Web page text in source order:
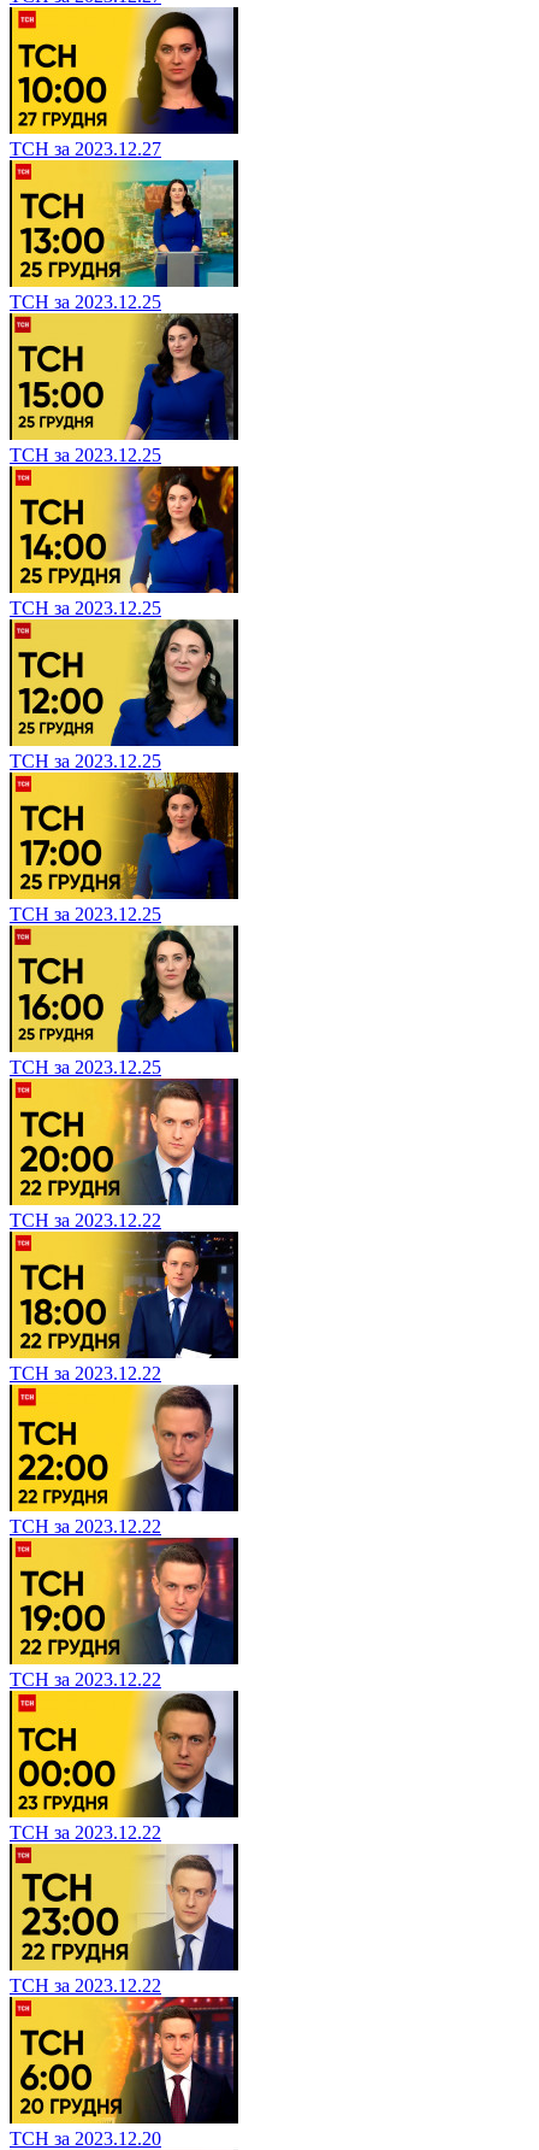
ТСН за 2023.12.27
ТСН за 2023.12.25
ТСН за 2023.12.25
ТСН за 2023.12.25
ТСН за 2023.12.25
ТСН за 2023.12.25
ТСН за 2023.12.25
ТСН за 2023.12.22
ТСН за 2023.12.22
ТСН за 2023.12.22
ТСН за 2023.12.22
ТСН за 2023.12.22
ТСН за 2023.12.22
ТСН за 2023.12.20